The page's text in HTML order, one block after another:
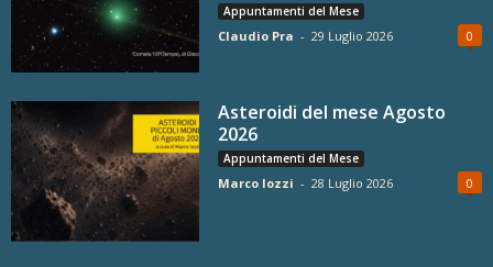
Appuntamenti del Mese
Claudio Pra - 29 Luglio 2026 0
Asteroidi del mese Agosto
2026
Appuntamenti del Mese
Marco Iozzi - 28 Luglio 2026 0